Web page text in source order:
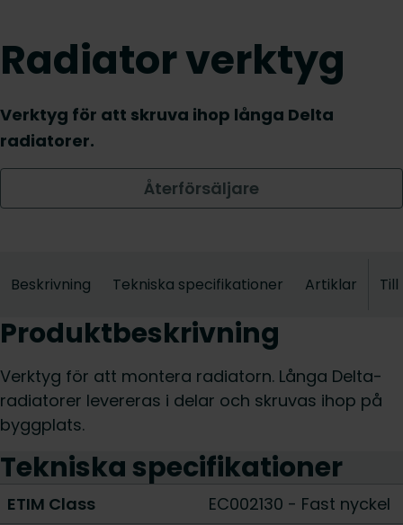
Radiator verktyg
Verktyg för att skruva ihop långa Delta
radiatorer.
Återförsäljare
Beskrivning Tekniska specifikationer Artiklar
Produktbeskrivning
Verktyg för att montera radiatorn. Långa Delta-
radiatorer levereras i delar och skruvas ihop på
byggplats.
Tekniska specifikationer
ETIM Class
EC002130 - Fast nyckel